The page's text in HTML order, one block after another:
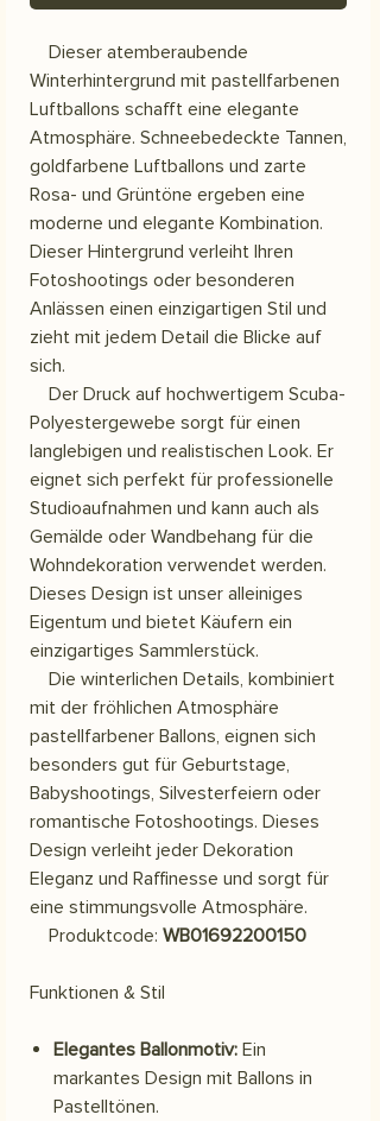
Dieser atemberaubende
Winterhintergrund mit pastellfarbenen
Luftballons schafft eine elegante
Atmosphäre. Schneebedeckte Tannen,
goldfarbene Luftballons und zarte
Rosa- und Grüntöne ergeben eine
moderne und elegante Kombination.
Dieser Hintergrund verleiht Ihren
Fotoshootings oder besonderen
Anlässen einen einzigartigen Stil und
zieht mit jedem Detail die Blicke auf
sich.
Der Druck auf hochwertigem Scuba-
Polyestergewebe sorgt für einen
langlebigen und realistischen Look. Er
eignet sich perfekt für professionelle
Studioaufnahmen und kann auch als
Gemälde oder Wandbehang für die
Wohndekoration verwendet werden.
Dieses Design ist unser alleiniges
Eigentum und bietet Käufern ein
einzigartiges Sammlerstück.
Die winterlichen Details, kombiniert
mit der fröhlichen Atmosphäre
pastellfarbener Ballons, eignen sich
besonders gut für Geburtstage,
Babyshootings, Silvesterfeiern oder
romantische Fotoshootings. Dieses
Design verleiht jeder Dekoration
Eleganz und Raffinesse und sorgt für
eine stimmungsvolle Atmosphäre.
Produktcode: WB01692200150
Funktionen & Stil
Elegantes Ballonmotiv: Ein
markantes Design mit Ballons in
Pastelltönen.